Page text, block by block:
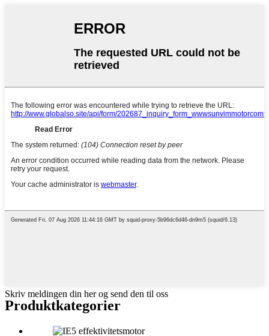
Skriv meldingen din her og send den til oss
Produktkategorier